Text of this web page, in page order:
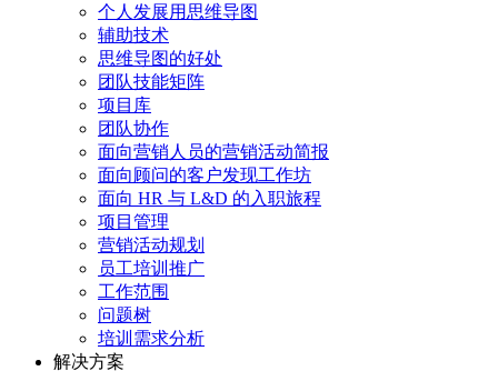
个人发展用思维导图
辅助技术
思维导图的好处
团队技能矩阵
项目库
团队协作
面向营销人员的营销活动简报
面向顾问的客户发现工作坊
面向 HR 与 L&D 的入职旅程
项目管理
营销活动规划
员工培训推广
工作范围
问题树
培训需求分析
解决方案